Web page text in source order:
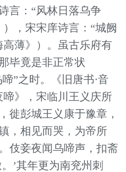
言：“风林日落乌争
，宋宋庠诗言：“城阙
高薄》）。虽古乐府有
毕竟是非正常状
”之时。《旧唐书·音
啼》，宋临川王义庆所
徙彭城王义康于豫章，
，相见而哭，为帝所
伎妾夜闻乌啼声，扣斋
’其年更为南兖州刺